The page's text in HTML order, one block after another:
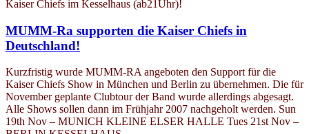
Kaiser Chiefs im Kesselhaus (ab21Uhr)!
MUMM-Ra supporten die Kaiser Chiefs in
Deutschland!
Kurzfristig wurde MUMM-RA angeboten den Support für die
Kaiser Chiefs Show in München und Berlin zu übernehmen. Die für
November geplante Clubtour der Band wurde allerdings abgesagt.
Alle Shows sollen dann im Frühjahr 2007 nachgeholt werden. Sun
19th Nov – MUNICH KLEINE ELSER HALLE Tues 21st Nov –